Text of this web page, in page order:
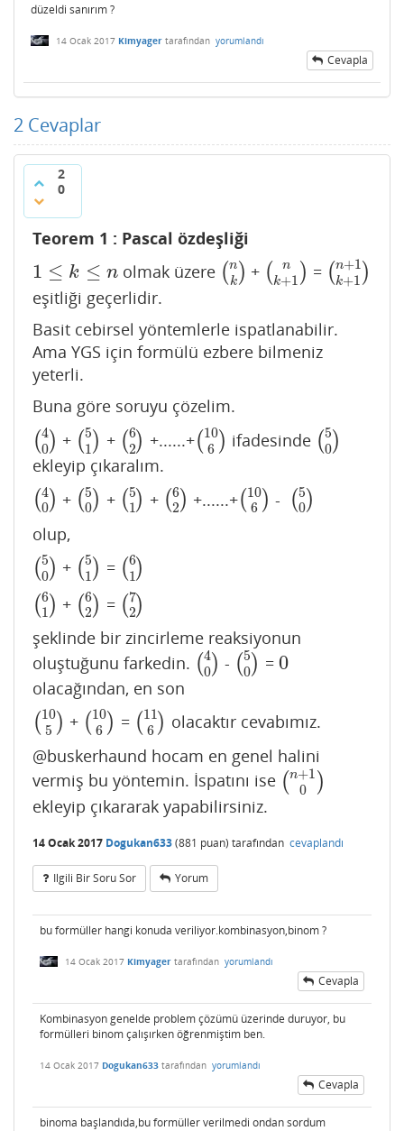
düzeldi sanırım ?
14 Ocak 2017 Kimyager tarafından yorumlandı
Cevapla
2 Cevaplar
2
0
Teorem 1 : Pascal özdeşliği
1 ≤ k ≤ n
1 ≤k≤ n olmak üzere (n
k )
(nk) + (
n
k+1 )
(n k+ 1) = (n+1
k+1 )
(n+1k+
eşitliği geçerlidir.
Basit cebirsel yöntemlerle ispatlanabilir.
Ama YGS için formülü ezbere bilmeniz
yeterli.
Buna göre soruyu çözelim.
(4
0)
(40 + (5
1 )
(51 + (6
2)
(62 +......+(10
6 )
(106 ifadesinde (5
0)
(50
ekleyip çıkaralım.
(4
0)
(40 + (5
0)
(50 + (5
1)
(51 + (6
2)
(62) +......+(10
6 )
(106 - (5
0)
(50
olup,
(5
0)
(50 + (5
1 )
(51 = (6
1)
(61
(6
1)
(61 + (6
2 )
(62 = (7
2)
(72
şeklinde bir zincirleme reaksiyonun
oluştuğunu farkedin. (4
0)
(40 - (5
0)
(50 = 0
0
olacağından, en son
(10
5 )
(105 + ( 10
6 )
(106 = (11
6 )
(116 olacaktır cevabımız.
@buskerhaund hocam en genel halini
vermiş bu yöntemin. İspatını ise (n+1
0
)
(n+10)
ekleyip çıkararak yapabilirsiniz.
14 Ocak 2017 Dogukan633(881 puan) tarafından cevaplandı
Ilgili Bir Soru Sor Yorum
bu formüller hangi konuda veriliyor.kombinasyon,binom ?
14 Ocak 2017 Kimyager tarafından yorumlandı
Cevapla
Kombinasyon genelde problem çözümü üzerinde duruyor, bu
formülleri binom çalışırken öğrenmiştim ben.
14 Ocak 2017 Dogukan633 tarafından yorumlandı
Cevapla
binoma başlandıda,bu formüller verilmedi ondan sordum